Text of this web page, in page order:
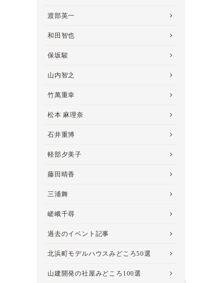
渡部英一
和田智也
保坂駿
山内智之
竹萬重幸
松本 麻理奈
石井重博
軽部夕美子
藤田晴香
三浦舞
嵯峨千尋
過去のイベント記事
北浜町モデルハウスみどころ50選
山建開発の社屋みどころ100選